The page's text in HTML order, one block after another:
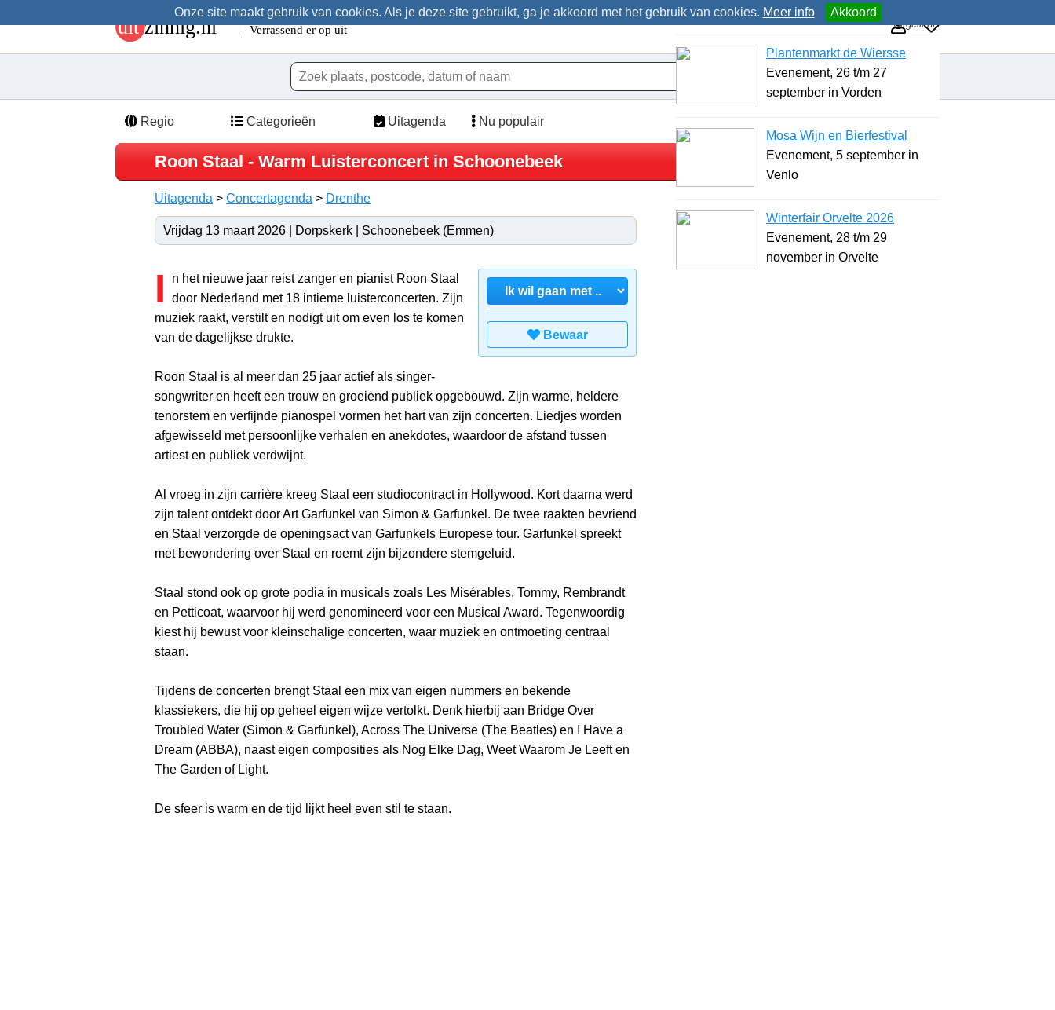
Onze site maakt gebruik van cookies. Als je deze site gebruikt, ga je akkoord met het gebruik van cookies. Meer info Akkoord
Regio Categorieën Uitagenda Nu populair
Roon Staal - Warm Luisterconcert in Schoonebeek
Uitagenda > Concertagenda > Drenthe
Vrijdag 13 maart 2026 | Dorpskerk | Schoonebeek (Emmen)
Bewaar
I
n het nieuwe jaar reist zanger en pianist Roon Staal
door Nederland met 18 intieme luisterconcerten. Zijn
muziek raakt, verstilt en nodigt uit om even los te komen
van de dagelijkse drukte.
Roon Staal is al meer dan 25 jaar actief als singer-
songwriter en heeft een trouw en groeiend publiek opgebouwd. Zijn warme, heldere
tenorstem en verfijnde pianospel vormen het hart van zijn concerten. Liedjes worden
afgewisseld met persoonlijke verhalen en anekdotes, waardoor de afstand tussen
artiest en publiek verdwijnt.
Al vroeg in zijn carrière kreeg Staal een studiocontract in Hollywood. Kort daarna werd
zijn talent ontdekt door Art Garfunkel van Simon & Garfunkel. De twee raakten bevriend
en Staal verzorgde de openingsact van Garfunkels Europese tour. Garfunkel spreekt
met bewondering over Staal en roemt zijn bijzondere stemgeluid.
Staal stond ook op grote podia in musicals zoals Les Misérables, Tommy, Rembrandt
en Petticoat, waarvoor hij werd genomineerd voor een Musical Award. Tegenwoordig
kiest hij bewust voor kleinschalige concerten, waar muziek en ontmoeting centraal
staan.
Tijdens de concerten brengt Staal een mix van eigen nummers en bekende
klassiekers, die hij op geheel eigen wijze vertolkt. Denk hierbij aan Bridge Over
Troubled Water (Simon & Garfunkel), Across The Universe (The Beatles) en I Have a
Dream (ABBA), naast eigen composities als Nog Elke Dag, Weet Waarom Je Leeft en
The Garden of Light.
De sfeer is warm en de tijd lijkt heel even stil te staan.
Uitgelicht
Plantenmarkt de Wiersse
Evenement, 26 t/m 27
september in Vorden
Mosa Wijn en Bierfestival
Evenement, 5 september in
Venlo
Winterfair Orvelte 2026
Evenement, 28 t/m 29
november in Orvelte